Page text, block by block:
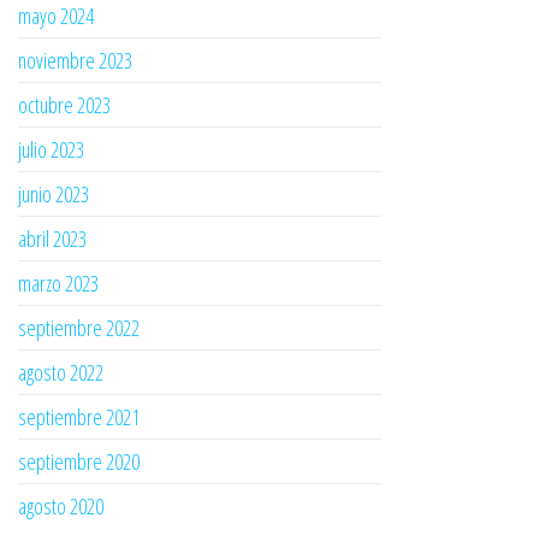
mayo 2024
noviembre 2023
octubre 2023
julio 2023
junio 2023
abril 2023
marzo 2023
septiembre 2022
agosto 2022
septiembre 2021
septiembre 2020
agosto 2020